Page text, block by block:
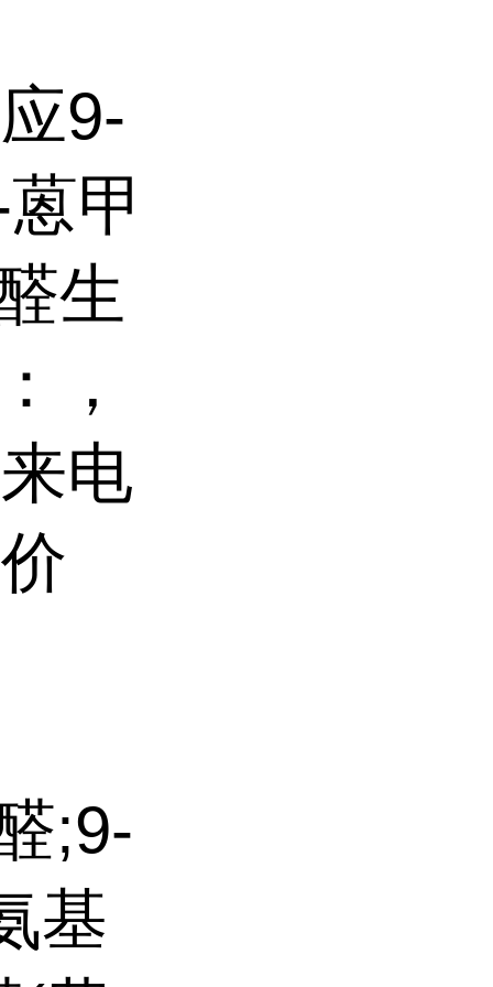
9-
甲
生
，
电
;9-
基